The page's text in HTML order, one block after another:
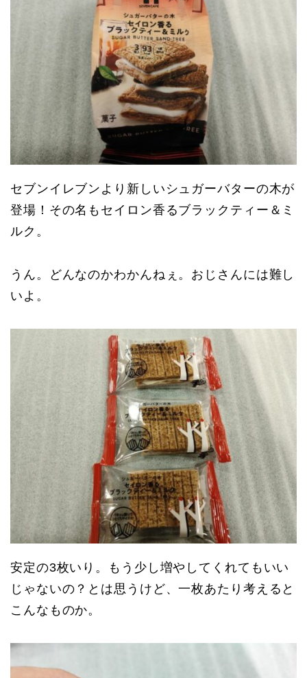
セブンイレブンより新しいシュガーバターの木が
登場！その名もセイロン香るブラックティー＆ミ
ルク。
うん。どんなのかわかんねぇ。おじさんには難し
いよ。
安定の3枚いり。もう少し増やしてくれてもいい
じゃないの？とは思うけど、一枚あたり考えると
こんなものか。